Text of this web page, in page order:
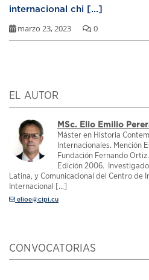
internacional chi [...]
marzo 23, 2023 0
EL AUTOR
MSc. Elio Emilio
Máster en Historia
Internacionales. Mención
Fundación Fernando
Edición 2006.
Latina, y Comunicacional del Centro de
Internacional [...]
elioe@cipi.cu
CONVOCATORIAS